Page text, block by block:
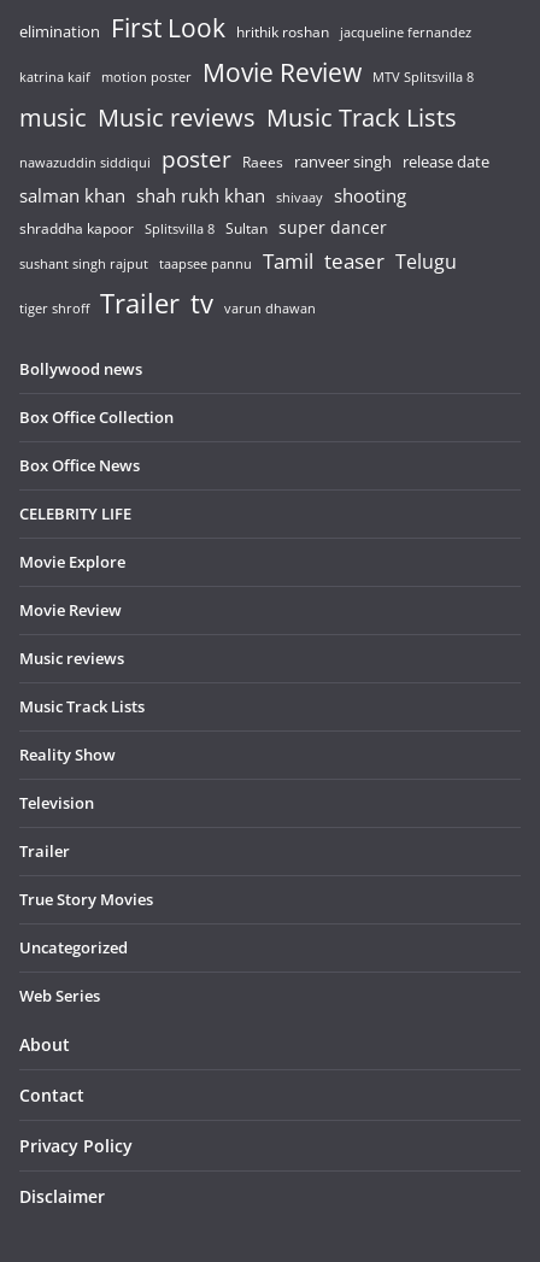
elimination First Look hrithik roshan jacqueline fernandez
katrina kaif motion poster Movie Review MTV Splitsvilla 8
music Music reviews Music Track Lists
nawazuddin siddiqui poster Raees ranveer singh release date
salman khan shah rukh khan shivaay shooting
shraddha kapoor Splitsvilla 8 Sultan super dancer
sushant singh rajput taapsee pannu Tamil teaser Telugu
tiger shroff Trailer tv varun dhawan
Bollywood news
Box Office Collection
Box Office News
CELEBRITY LIFE
Movie Explore
Movie Review
Music reviews
Music Track Lists
Reality Show
Television
Trailer
True Story Movies
Uncategorized
Web Series
About
Contact
Privacy Policy
Disclaimer